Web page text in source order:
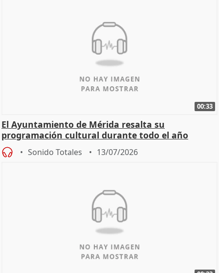
00:33
El Ayuntamiento de Mérida resalta su
programación cultural durante todo el año
Sonido Totales 13/07/2026